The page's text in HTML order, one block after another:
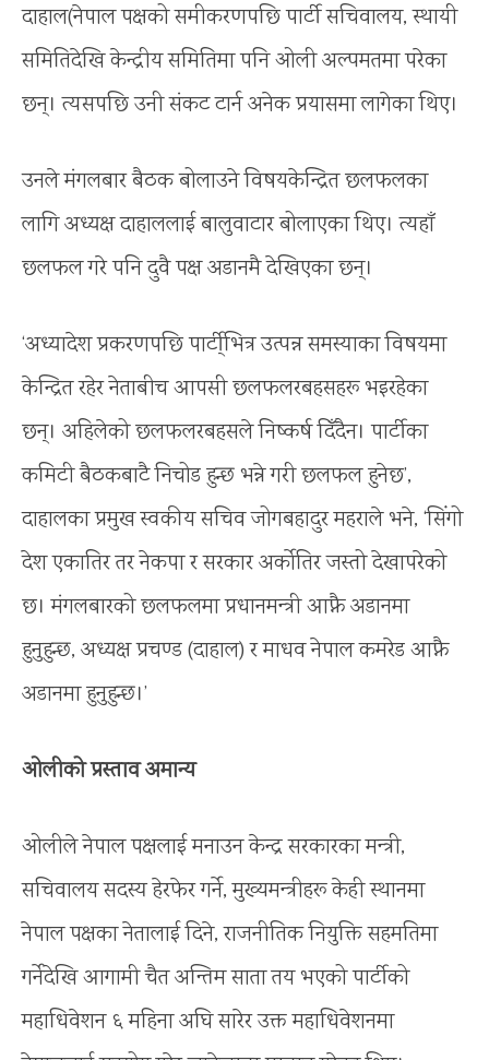
दाहाल(नेपाल पक्षको समीकरणपछि पार्टी सचिवालय, स्थायी
समितिदेखि केन्द्रीय समितिमा पनि ओली अल्पमतमा परेका
छन्। त्यसपछि उनी संकट टार्न अनेक प्रयासमा लागेका थिए।
उनले मंगलबार बैठक बोलाउने विषयकेन्द्रित छलफलका
लागि अध्यक्ष दाहाललाई बालुवाटार बोलाएका थिए। त्यहाँ
छलफल गरे पनि दुवै पक्ष अडानमै देखिएका छन्।
‘अध्यादेश प्रकरणपछि पार्टी्भित्र उत्पन्न समस्याका विषयमा
केन्द्रित रहेर नेताबीच आपसी छलफलरबहसहरू भइरहेका
छन्। अहिलेको छलफलरबहसले निष्कर्ष दिँदैन। पार्टीका
कमिटी बैठकबाटै निचोड हुन्छ भन्ने गरी छलफल हुनेछ’,
दाहालका प्रमुख स्वकीय सचिव जोगबहादुर महराले भने, ‘सिंगो
देश एकातिर तर नेकपा र सरकार अर्काेतिर जस्तो देखापरेको
छ। मंगलबारको छलफलमा प्रधानमन्त्री आफ्नै अडानमा
हुनुहुन्छ, अध्यक्ष प्रचण्ड (दाहाल) र माधव नेपाल कमरेड आफ्नै
अडानमा हुनुहुन्छ।’
ओलीको प्रस्ताव अमान्य
ओलीले नेपाल पक्षलाई मनाउन केन्द्र सरकारका मन्त्री,
सचिवालय सदस्य हेरफेर गर्ने, मुख्यमन्त्रीहरू केही स्थानमा
नेपाल पक्षका नेतालाई दिने, राजनीतिक नियुक्ति सहमतिमा
गर्नेदेखि आगामी चैत अन्तिम साता तय भएको पार्टीको
महाधिवेशन ६ महिना अघि सारेर उक्त महाधिवेशनमा